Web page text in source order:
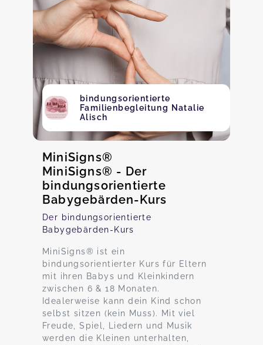
bindungsorientierte
Familienbegleitung Natalie
Alisch
MiniSigns®
MiniSigns® - Der
bindungsorientierte
Babygebärden-Kurs
Der bindungsorientierte
Babygebärden-Kurs
MiniSigns® ist ein
bindungsorientierter Kurs für Eltern
mit ihren Babys und Kleinkindern
zwischen 6 & 18 Monaten.
Idealerweise kann dein Kind schon
selbst sitzen (kein Muss). Mit viel
Freude, Spiel, Liedern und Musik
werden die Kleinen unterhalten,